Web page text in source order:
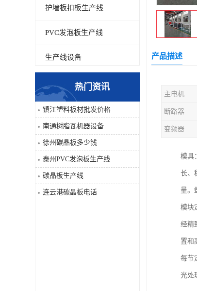
护墙板扣板生产线
PVC发泡板生产线
生产线设备
碳晶板生产线
PVC仿大理石板生产线
热门资讯
镇江塑料板材批发价格
南通树脂瓦机器设备
徐州碳晶板多少钱
泰州PVC发泡板生产线
碳晶板生产线
连云港碳晶板电话
产品描述
主电机
断路器
变频器
模具
长、
量。
模块
经精
置和
每节
光处